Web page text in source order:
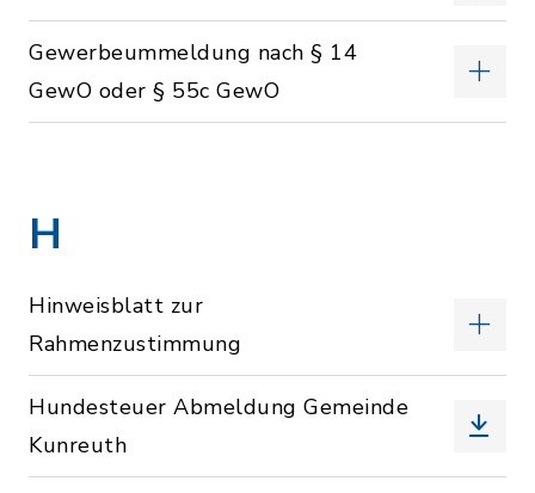
Gewerbeummeldung nach § 14
GewO oder § 55c GewO
H
Hinweisblatt zur
Rahmenzustimmung
Hundesteuer Abmeldung Gemeinde
Kunreuth